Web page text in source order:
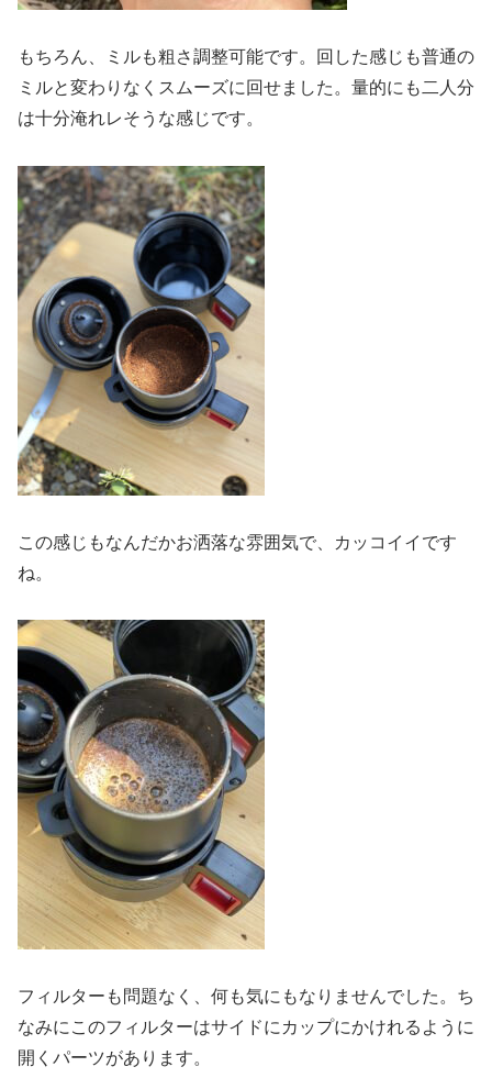
もちろん、ミルも粗さ調整可能です。回した感じも普通の
ミルと変わりなくスムーズに回せました。量的にも二人分
は十分淹れレそうな感じです。
この感じもなんだかお洒落な雰囲気で、カッコイイです
ね。
フィルターも問題なく、何も気にもなりませんでした。ち
なみにこのフィルターはサイドにカップにかけれるように
開くパーツがあります。